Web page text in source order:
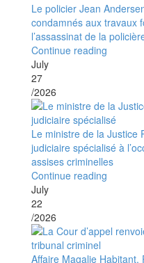
Le policier Jean
condamnés aux travaux
l’assassinat de la
Continue reading
July
27
/2026
Le ministre de la Justice
judiciaire spécialisé à
assises criminelles
Continue reading
July
22
/2026
Affaire Magalie